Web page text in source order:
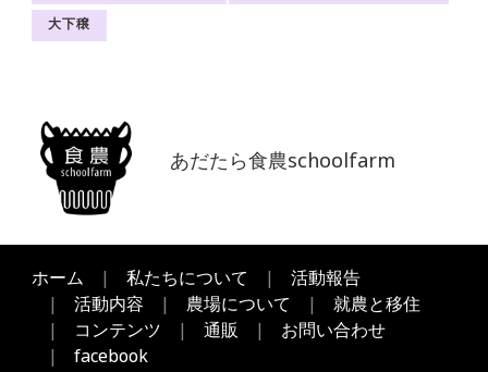
大下穣
あだたら食農schoolfarm
ホーム 私たちについて
活動報告
活動内容
農場について
就農と移住
コンテンツ
通販
お問い合わせ
facebook